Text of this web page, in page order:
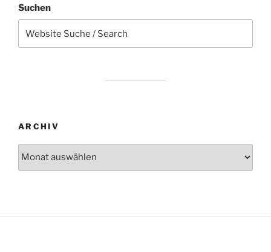
Suchen
ARCHIV